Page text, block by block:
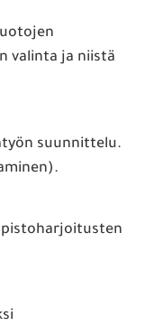
valinta ja niistä
suunnittelu.